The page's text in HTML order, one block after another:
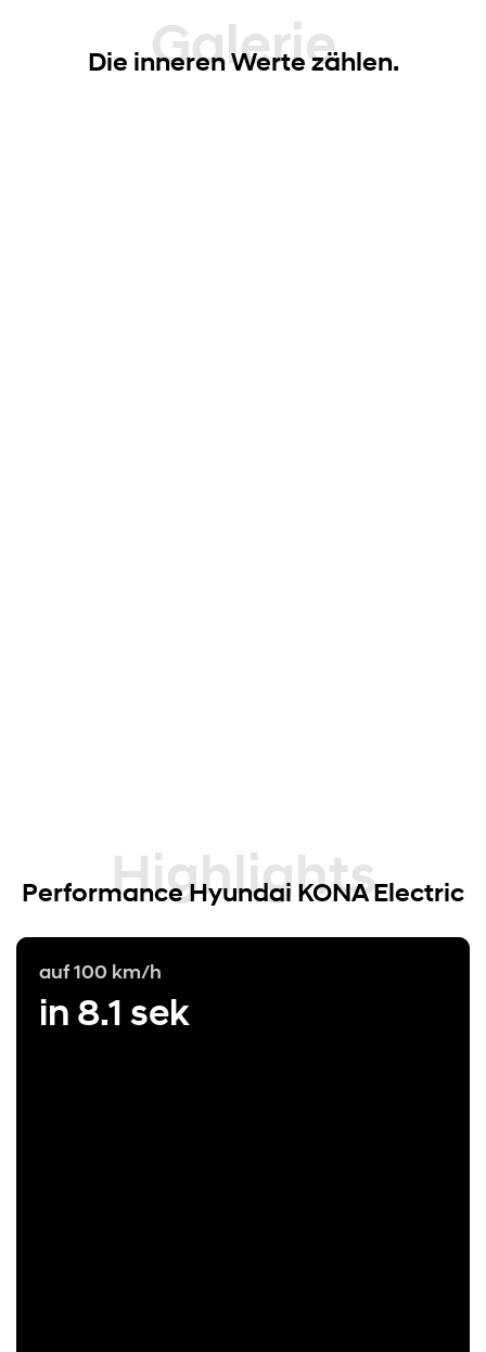
Galerie
Die inneren Werte zählen.
Highlights
Performance Hyundai KONA Electric
auf 100 km/h
in 8.1 sek